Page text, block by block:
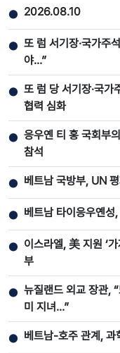
● 2026.08.10
● 또 럼 서기장·국가주
야…”
● 또 럼 당 서기장·국
협력 심화
● 응우옌 티 홍 국회부
참석
● 베트남 국방부, UN
● 베트남 타이응우옌성
● 이스라엘, 美 지원 ‘
부
● 뉴질랜드 외교 장관,
미 지녀…”
● 베트남-호주 관계, 과